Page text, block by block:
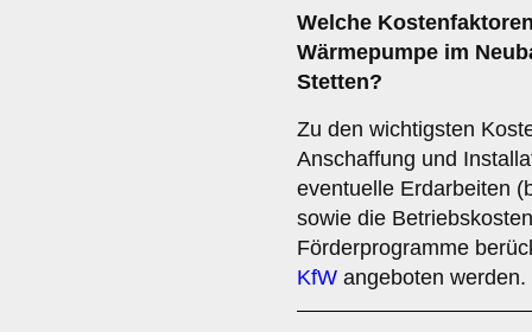
Welche
Wärmepumpe im
Stetten?
Zu den wichtigsten
Anschaffung und
eventuelle Erdarbeiten
sowie die
Förderprogramme
KfW angeboten werden.